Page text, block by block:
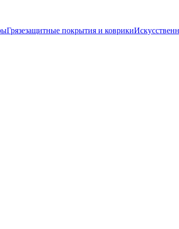
Грязезащитные покрытия и коврики